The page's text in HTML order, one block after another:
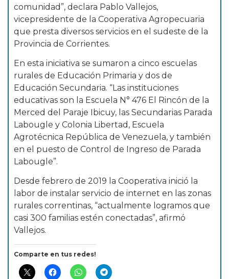
comunidad”, declara Pablo Vallejos,
vicepresidente de la Cooperativa Agropecuaria
que presta diversos servicios en el sudeste de la
Provincia de Corrientes.
En esta iniciativa se sumaron a cinco escuelas
rurales de Educación Primaria y dos de
Educación Secundaria. “Las instituciones
educativas son la Escuela N° 476 El Rincón de la
Merced del Paraje Ibicuy, las Secundarias Parada
Labougle y Colonia Libertad, Escuela
Agrotécnica República de Venezuela, y también
en el puesto de Control de Ingreso de Parada
Labougle”.
Desde febrero de 2019 la Cooperativa inició la
labor de instalar servicio de internet en las zonas
rurales correntinas, “actualmente logramos que
casi 300 familias estén conectadas”, afirmó
Vallejos.
Comparte en tus redes!